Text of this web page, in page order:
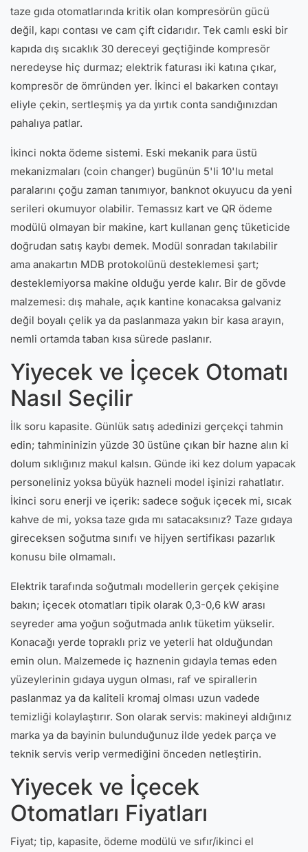
taze gıda otomatlarında kritik olan kompresörün gücü
değil, kapı contası ve cam çift cidarıdır. Tek camlı eski bir
kapıda dış sıcaklık 30 dereceyi geçtiğinde kompresör
neredeyse hiç durmaz; elektrik faturası iki katına çıkar,
kompresör de ömründen yer. İkinci el bakarken contayı
eliyle çekin, sertleşmiş ya da yırtık conta sandığınızdan
pahalıya patlar.
İkinci nokta ödeme sistemi. Eski mekanik para üstü
mekanizmaları (coin changer) bugünün 5'li 10'lu metal
paralarını çoğu zaman tanımıyor, banknot okuyucu da yeni
serileri okumuyor olabilir. Temassız kart ve QR ödeme
modülü olmayan bir makine, kart kullanan genç tüketicide
doğrudan satış kaybı demek. Modül sonradan takılabilir
ama anakartın MDB protokolünü desteklemesi şart;
desteklemiyorsa makine olduğu yerde kalır. Bir de gövde
malzemesi: dış mahale, açık kantine konacaksa galvaniz
değil boyalı çelik ya da paslanmaza yakın bir kasa arayın,
nemli ortamda taban kısa sürede paslanır.
Yiyecek ve İçecek Otomatı
Nasıl Seçilir
İlk soru kapasite. Günlük satış adedinizi gerçekçi tahmin
edin; tahmininizin yüzde 30 üstüne çıkan bir hazne alın ki
dolum sıklığınız makul kalsın. Günde iki kez dolum yapacak
personeliniz yoksa büyük hazneli model işinizi rahatlatır.
İkinci soru enerji ve içerik: sadece soğuk içecek mi, sıcak
kahve de mi, yoksa taze gıda mı satacaksınız? Taze gıdaya
gireceksen soğutma sınıfı ve hijyen sertifikası pazarlık
konusu bile olmamalı.
Elektrik tarafında soğutmalı modellerin gerçek çekişine
bakın; içecek otomatları tipik olarak 0,3-0,6 kW arası
seyreder ama yoğun soğutmada anlık tüketim yükselir.
Konacağı yerde topraklı priz ve yeterli hat olduğundan
emin olun. Malzemede iç haznenin gıdayla temas eden
yüzeylerinin gıdaya uygun olması, raf ve spirallerin
paslanmaz ya da kaliteli kromaj olması uzun vadede
temizliği kolaylaştırır. Son olarak servis: makineyi aldığınız
marka ya da bayinin bulunduğunuz ilde yedek parça ve
teknik servis verip vermediğini önceden netleştirin.
Yiyecek ve İçecek
Otomatları Fiyatları
Fiyat; tip, kapasite, ödeme modülü ve sıfır/ikinci el